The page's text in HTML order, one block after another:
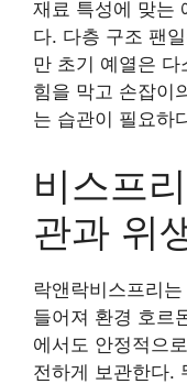
재료 특성에 맞는
다. 다층 구조 팬
만 초기 예열은
힘을 막고 손잡이
는 습관이 필요하
비스프
관과 위
락앤락비스프리
들어져 환경 호르
에서도 안정적으
전하게 보관한다.